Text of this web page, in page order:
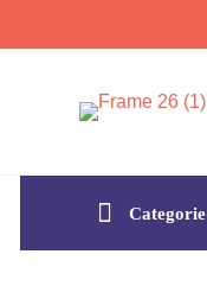
Categorie